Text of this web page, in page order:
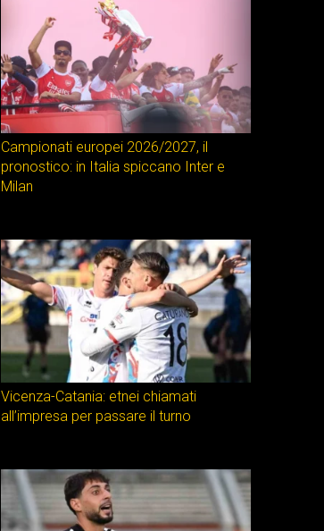
Campionati europei 2026/2027, il
pronostico: in Italia spiccano Inter e
Milan
Vicenza-Catania: etnei chiamati
all’impresa per passare il turno